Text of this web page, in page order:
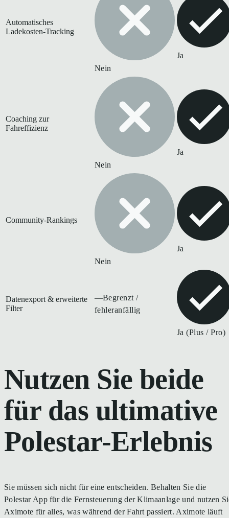
Automatisches
Ladekosten-Tracking
Nein
Ja
Coaching zur
Fahreffizienz
Nein
Ja
Community-Rankings
Nein
Ja
Datenexport & erweiterte
Filter
—Begrenzt /
fehleranfällig
Ja (Plus / Pro)
Nutzen Sie beide
für das ultimative
Polestar-Erlebnis
Sie müssen sich nicht für eine entscheiden. Behalten Sie die
Polestar App für die Fernsteuerung der Klimaanlage und nutzen
Aximote für alles, was während der Fahrt passiert. Aximote läuft